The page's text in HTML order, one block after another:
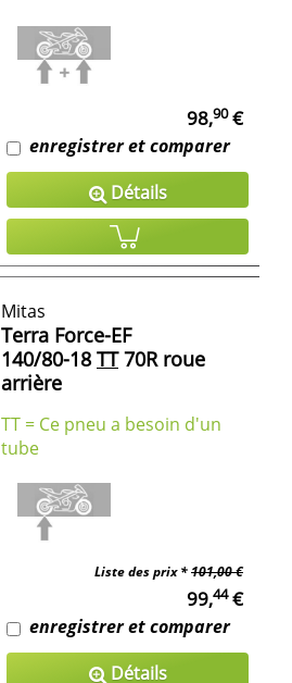
98,90€
enregistrer et comparer
Détails
Mitas
Terra Force-EF
140/80-18 TT70R roue
arrière
TT = Ce pneu a besoin d'un
tube
Liste des prix *101,00 €
99,44€
enregistrer et comparer
Détails